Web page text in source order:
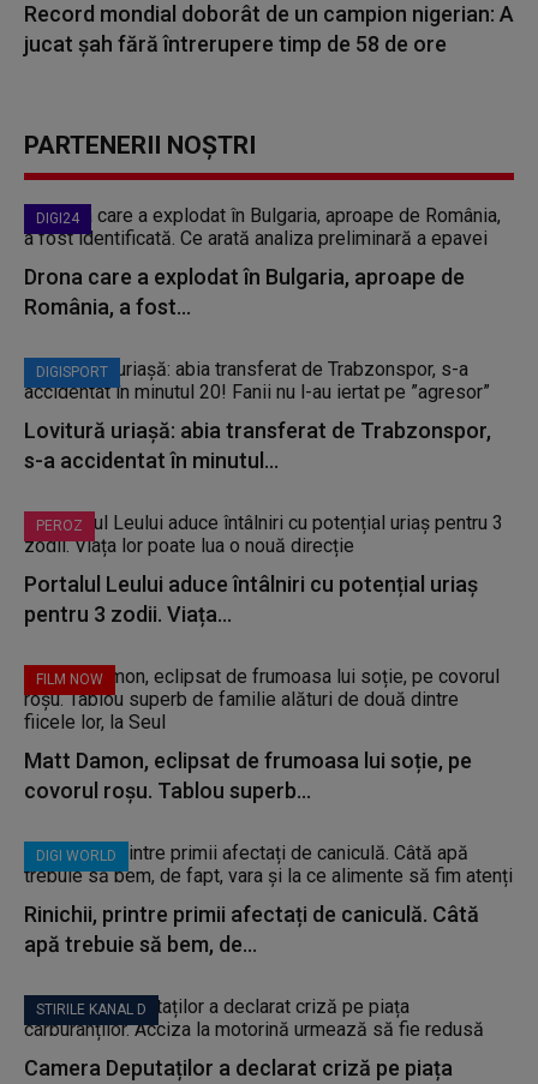
Record mondial doborât de un campion nigerian: A
jucat şah fără întrerupere timp de 58 de ore
PARTENERII NOȘTRI
DIGI24
Drona care a explodat în Bulgaria, aproape de
România, a fost...
DIGISPORT
Lovitură uriașă: abia transferat de Trabzonspor,
s-a accidentat în minutul...
PEROZ
Portalul Leului aduce întâlniri cu potențial uriaș
pentru 3 zodii. Viața...
FILM NOW
Matt Damon, eclipsat de frumoasa lui soție, pe
covorul roșu. Tablou superb...
DIGI WORLD
Rinichii, printre primii afectați de caniculă. Câtă
apă trebuie să bem, de...
STIRILE KANAL D
Camera Deputaților a declarat criză pe piața